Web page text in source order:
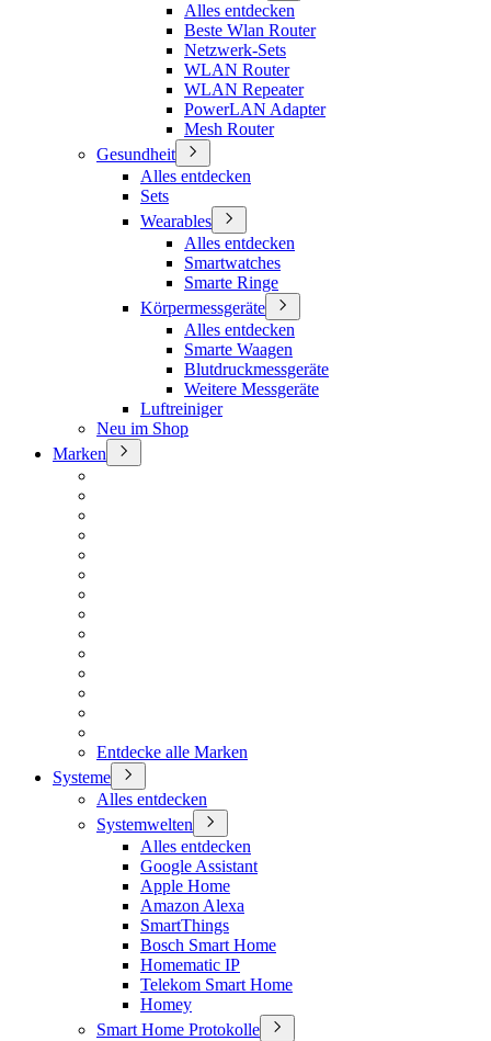
Alles entdecken
Beste Wlan Router
Netzwerk-Sets
WLAN Router
WLAN Repeater
PowerLAN Adapter
Mesh Router
Gesundheit
Alles entdecken
Sets
Wearables
Alles entdecken
Smartwatches
Smarte Ringe
Körpermessgeräte
Alles entdecken
Smarte Waagen
Blutdruckmessgeräte
Weitere Messgeräte
Luftreiniger
Neu im Shop
Marken
Entdecke alle Marken
Systeme
Alles entdecken
Systemwelten
Alles entdecken
Google Assistant
Apple Home
Amazon Alexa
SmartThings
Bosch Smart Home
Homematic IP
Telekom Smart Home
Homey
Smart Home Protokolle